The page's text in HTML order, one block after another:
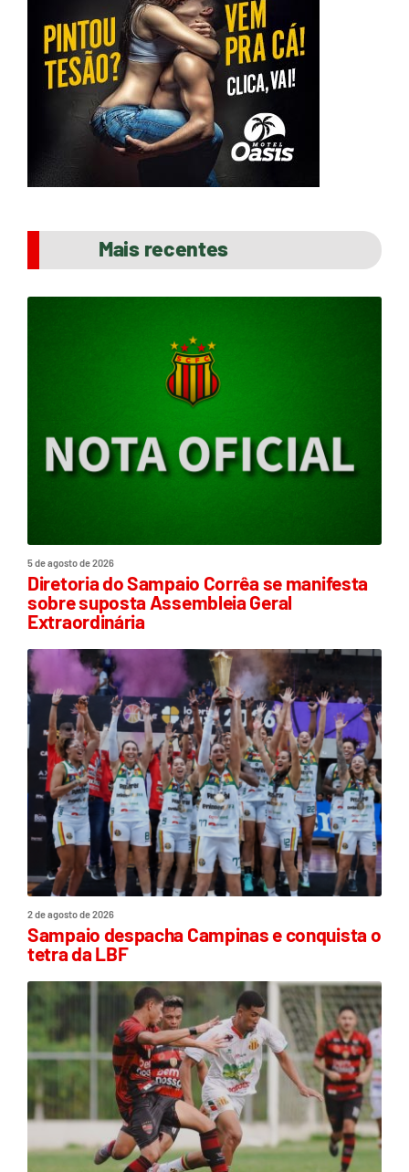
Mais recentes
5 de agosto de 2026
Diretoria do Sampaio Corrêa se manifesta
sobre suposta Assembleia Geral
Extraordinária
2 de agosto de 2026
Sampaio despacha Campinas e conquista o
tetra da LBF